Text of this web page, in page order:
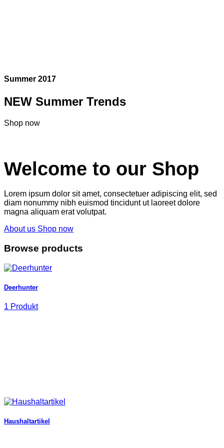
Summer 2017
NEW Summer Trends
Shop now
Welcome to our Shop
Lorem ipsum dolor sit amet, consectetuer adipiscing elit, sed
diam nonummy nibh euismod tincidunt ut laoreet dolore
magna aliquam erat volutpat.
About us Shop now
Browse products
Deerhunter
1 Produkt
Haushaltartikel